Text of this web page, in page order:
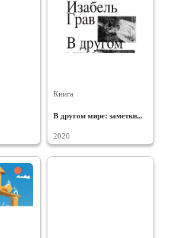
Книга
В другом мире: заметки...
2020